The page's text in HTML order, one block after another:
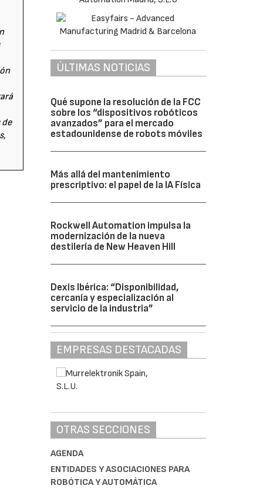
de
ÚLTIMAS NOTICIAS
Qué supone la resolución de la FCC
sobre los “dispositivos robóticos
avanzados” para el mercado
estadounidense de robots móviles
Más allá del mantenimiento
prescriptivo: el papel de la IA Física
Rockwell Automation impulsa la
modernización de la nueva
destilería de New Heaven Hill
Dexis Ibérica: “Disponibilidad,
cercanía y especialización al
servicio de la industria”
EMPRESAS DESTACADAS
OTRAS SECCIONES
AGENDA
ENTIDADES Y ASOCIACIONES PARA
ROBÓTICA Y AUTOMÁTICA